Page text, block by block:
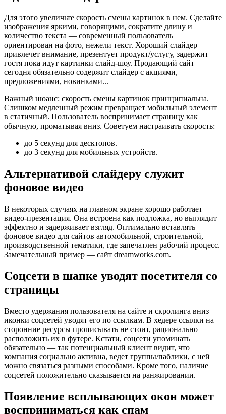
Для этого увеличьте скорость смены картинок в нем. Сделайте
изображения яркими, говорящими, сократите длину и
количество текста — современный пользователь
ориентирован на фото, нежели текст. Хороший слайдер
привлечет внимание, презентует продукт/услугу, задержит
гостя пока идут картинки слайд-шоу. Продающий сайт
сегодня обязательно содержит слайдер с акциями,
предложениями, новинками...
Важный нюанс: скорость смены картинок принципиальна.
Слишком медленный режим превращает мобильный элемент
в статичный. Пользователь воспринимает страницу как
обычную, проматывая вниз. Советуем настраивать скорость:
до 5 секунд для десктопов.
до 3 секунд для мобильных устройств.
Альтернативой слайдеру служит
фоновое видео
В некоторых случаях на главном экране хорошо работает
видео-презентация. Она встроена как подложка, но выглядит
эффектно и задерживает взгляд. Оптимально вставлять
фоновое видео для сайтов автомобильной, строительной,
производственной тематики, где запечатлен рабочий процесс.
Замечательный пример — сайт dreamworks.com.
Соцсети в шапке уводят посетителя со
страницы
Вместо удержания пользователя на сайте и скролинга вниз
иконки соцсетей уводят его по ссылкам. В хедере ссылки на
сторонние ресурсы прописывать не стоит, рационально
расположить их в футере. Кстати, соцсети упоминать
обязательно — так потенциальный клиент видит, что
компания социально активна, ведет группы/паблики, с ней
можно связаться разными способами. Кроме того, наличие
соцсетей положительно сказывается на ранжировании.
Появление всплывающих окон может
восприниматься как спам